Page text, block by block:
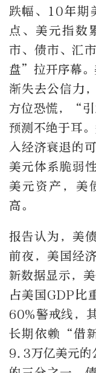
跌幅、10年期
点、美元指数
市、债市、汇
盘”拉开序幕
渐失去公信力
方位恐慌，“
预测不绝于耳
入经济衰退的
美元体系脆弱
美元资产，美
高。
报告认为，美
前夜，美国经
新数据显示，
占美国GDP比
60%警戒线，
长期依赖“借
9.3万亿美元的